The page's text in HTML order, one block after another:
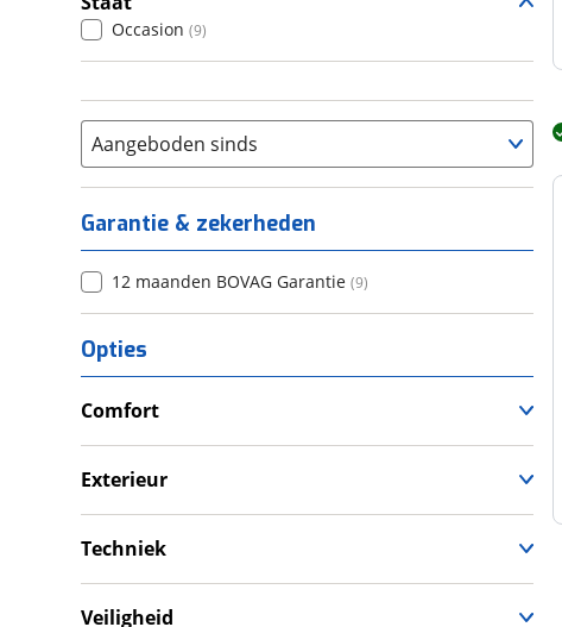
Occasion (9)
Aangeboden sinds
Garantie & zekerheden
12 maanden BOVAG Garantie (9)
Opties
Comfort
Televisie
Wasruimte met toilet
Exterieur
Fietsendrager
Schotel
Techniek
Veiligheid